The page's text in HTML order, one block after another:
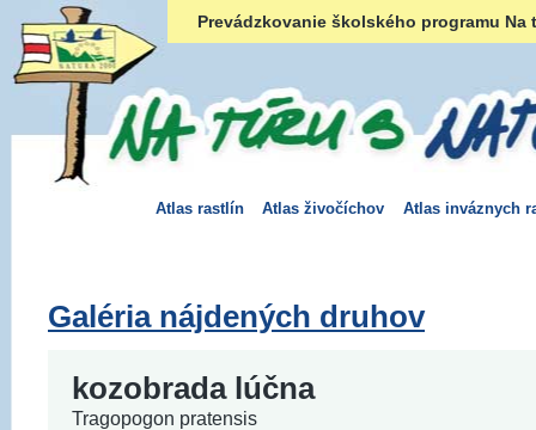
Prevádzkovanie školského programu
Atlas rastlín Atlas živočíchov Atlas inváznych
Galéria nájdených druhov
kozobrada lúčna
Tragopogon pratensis